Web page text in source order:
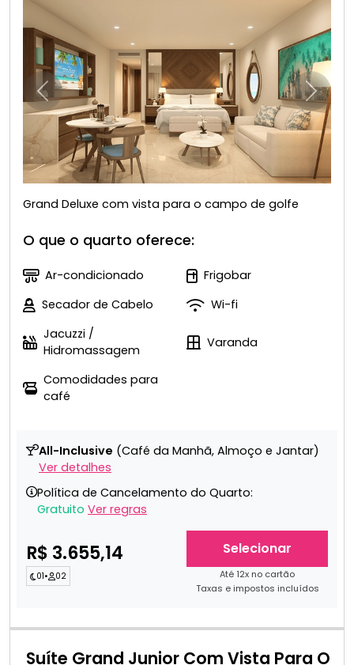
Anterior
Grand Deluxe com vista para o campo de golfe
O que o quarto oferece:
Ar-condicionado
Frigobar
Secador de Cabelo
Wi-fi
Jacuzzi /
Hidromassagem
Varanda
Comodidades para
café
All-Inclusive (Café da Manhã, Almoço e Jantar)
Ver detalhes
Política de Cancelamento do Quarto:
Gratuito Ver regras
R$ 3.655,14
01• 02
Selecionar
Até 12x no cartão
Taxas e impostos incluídos
Suíte Grand Junior Com Vista Para O